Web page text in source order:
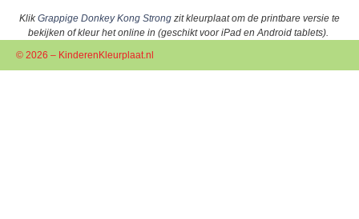
KlikGrappige Donkey Kong Strong zit kleurplaat om de printbare versie te
bekijken of kleur het online in (geschikt voor iPad en Android tablets).
© 2026 – KinderenKleurplaat.nl